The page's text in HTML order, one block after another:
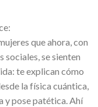
que ahora, con
sociales, se sienten
te explican cómo
la física cuántica,
y pose patética. Ahí